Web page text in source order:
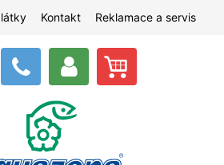
Kontakt Reklamace a servis